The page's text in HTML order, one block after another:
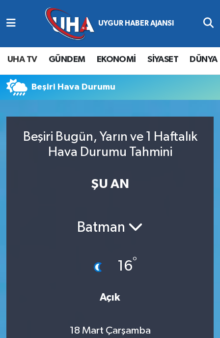
UHA TV GÜNDEM EKONOMİ SİYASET DÜNYA
Beşiri Hava Durumu
Beşiri Bugün, Yarın ve 1 Haftalık
Hava Durumu Tahmini
ŞU AN
Batman
16°
Açık
18 Mart Çarşamba
Abone Ol
Gündem
Ekonomi
Siyaset
Nöbetçi Eczaneler
Hava Durumu
Namaz Vakitleri
Süper Lig Puan Durumu ve Fikstür
Son Dakika Haberleri